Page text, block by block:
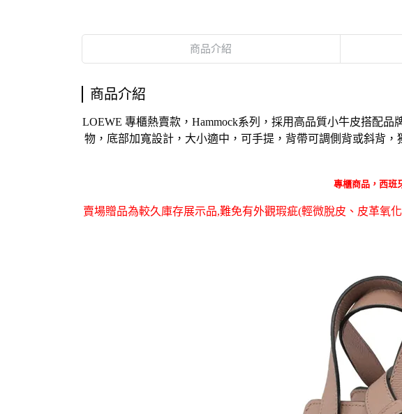
商品介紹
商品介紹
LOEWE 專櫃熱賣款， Hammock系列，採用高品質小牛皮搭配品
物，底部加寬設計，大小適中，可手提，背帶可調側背或斜背
專櫃商品，西班
賣場贈品為較久庫存展示品,難免有外觀瑕疵(輕微脫皮、皮革氧